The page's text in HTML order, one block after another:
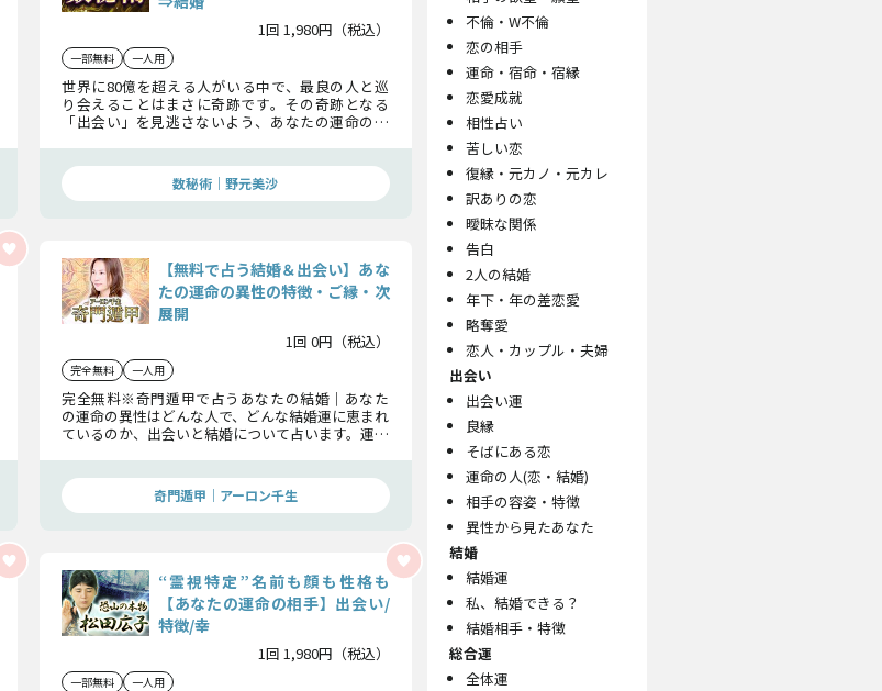
1回 1,980円（税込）
一部無料 一人用
世界に80億を超える人がいる中で、最良の人と巡
り会えることはまさに奇跡です。その奇跡となる
「出会い」を見逃さないよう、あなたの運命の人
今から心の準備を始めましょう。
数秘術｜野元美沙
【無料で占う結婚＆出会い】あな
たの運命の異性の特徴・ご縁・次
展開
1回 0円（税込）
完全無料 一人用
完全無料※奇門遁甲で占うあなたの結婚｜あなた
の運命の異性はどんな人で、どんな結婚運に恵まれ
ているのか、出会いと結婚について占います。運命
奇門遁甲｜アーロン千生
“霊視特定”名前も顔も性格も
【あなたの運命の相手】出会い/
特徴/幸
1回 1,980円（税込）
一部無料 一人用
不倫・W不倫
恋の相手
運命・宿命・宿縁
恋愛成就
相性占い
苦しい恋
復縁・元カノ・元カレ
訳ありの恋
曖昧な関係
告白
2人の結婚
年下・年の差恋愛
略奪愛
恋人・カップル・夫婦
出会い
出会い運
良縁
そばにある恋
運命の人(恋・結婚)
相手の容姿・特徴
異性から見たあなた
結婚
結婚運
私、結婚できる？
結婚相手・特徴
総合運
全体運